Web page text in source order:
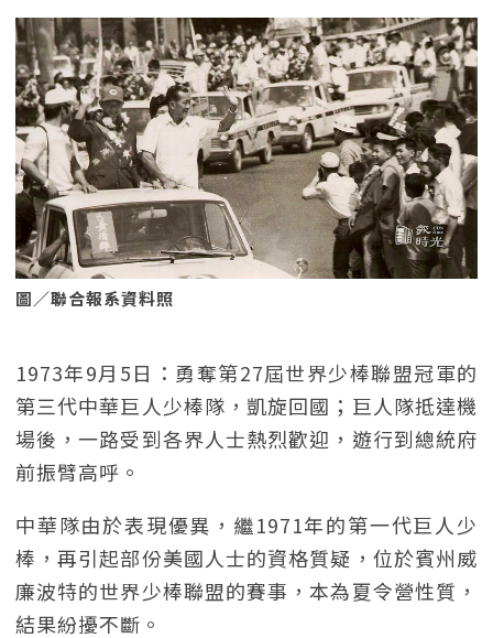
圖／聯合報系資料照
1973年9月5日：勇奪第27屆世界少棒聯盟冠軍的
第三代中華巨人少棒隊，凱旋回國；巨人隊抵達機
場後，一路受到各界人士熱烈歡迎，遊行到總統府
前振臂高呼。
中華隊由於表現優異，繼1971年的第一代巨人少
棒，再引起部份美國人士的資格質疑，位於賓州威
廉波特的世界少棒聯盟的賽事，本為夏令營性質，
結果紛擾不斷。